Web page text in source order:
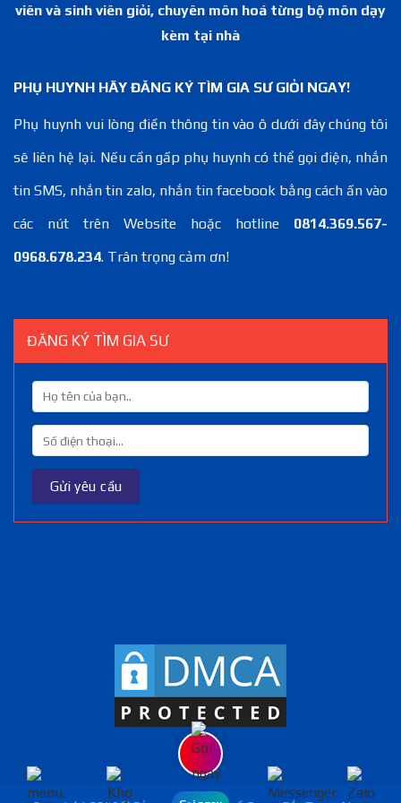
viên và sinh viên giỏi, chuyên môn hoá từng bộ môn dạy
kèm tại nhà
PHỤ HUYNH HÃY ĐĂNG KÝ TÌM GIA SƯ GIỎI NGAY!
Phụ huynh vui lòng điền thông tin vào ô dưới đây chúng tôi
sẽ liên hệ lại. Nếu cần gấp phụ huynh có thể gọi điện, nhắn
tin SMS, nhắn tin zalo, nhắn tin facebook bằng cách ấn vào
các nút trên Website hoặc hotline 0814.369.567-
0968.678.234. Trân trọng cảm ơn!
ĐĂNG KÝ TÌM GIA SƯ